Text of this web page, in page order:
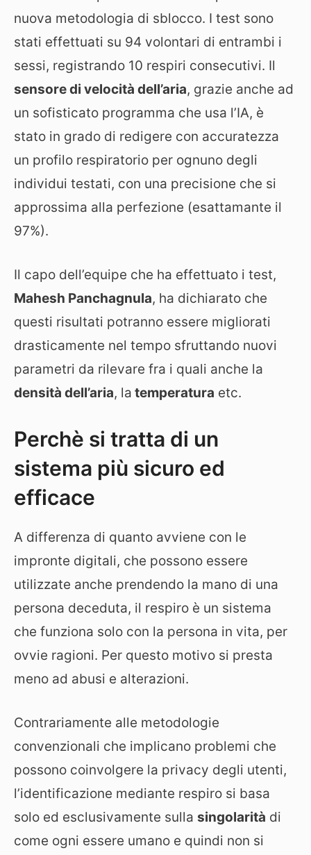
nuova metodologia di sblocco. I test sono
stati effettuati su 94 volontari di entrambi i
sessi, registrando 10 respiri consecutivi. Il
sensore di velocità dell’aria, grazie anche ad
un sofisticato programma che usa l’IA, è
stato in grado di redigere con accuratezza
un profilo respiratorio per ognuno degli
individui testati, con una precisione che si
approssima alla perfezione (esattamante il
97%).
Il capo dell’equipe che ha effettuato i test,
Mahesh Panchagnula, ha dichiarato che
questi risultati potranno essere migliorati
drasticamente nel tempo sfruttando nuovi
parametri da rilevare fra i quali anche la
densità dell’aria, la temperatura etc.
Perchè si tratta di un
sistema più sicuro ed
efficace
A differenza di quanto avviene con le
impronte digitali, che possono essere
utilizzate anche prendendo la mano di una
persona deceduta, il respiro è un sistema
che funziona solo con la persona in vita, per
ovvie ragioni. Per questo motivo si presta
meno ad abusi e alterazioni.
Contrariamente alle metodologie
convenzionali che implicano problemi che
possono coinvolgere la privacy degli utenti,
l’identificazione mediante respiro si basa
solo ed esclusivamente sulla singolarità di
come ogni essere umano e quindi non si